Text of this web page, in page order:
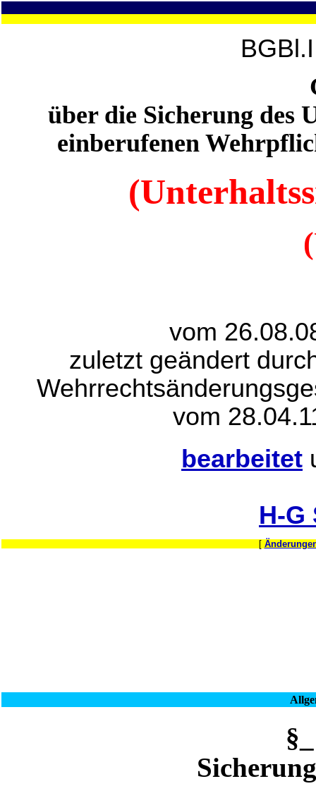
über die Sicherung des
einberufenen
vom
zuletzt geändert
vom
bearbeitet
H-G
[